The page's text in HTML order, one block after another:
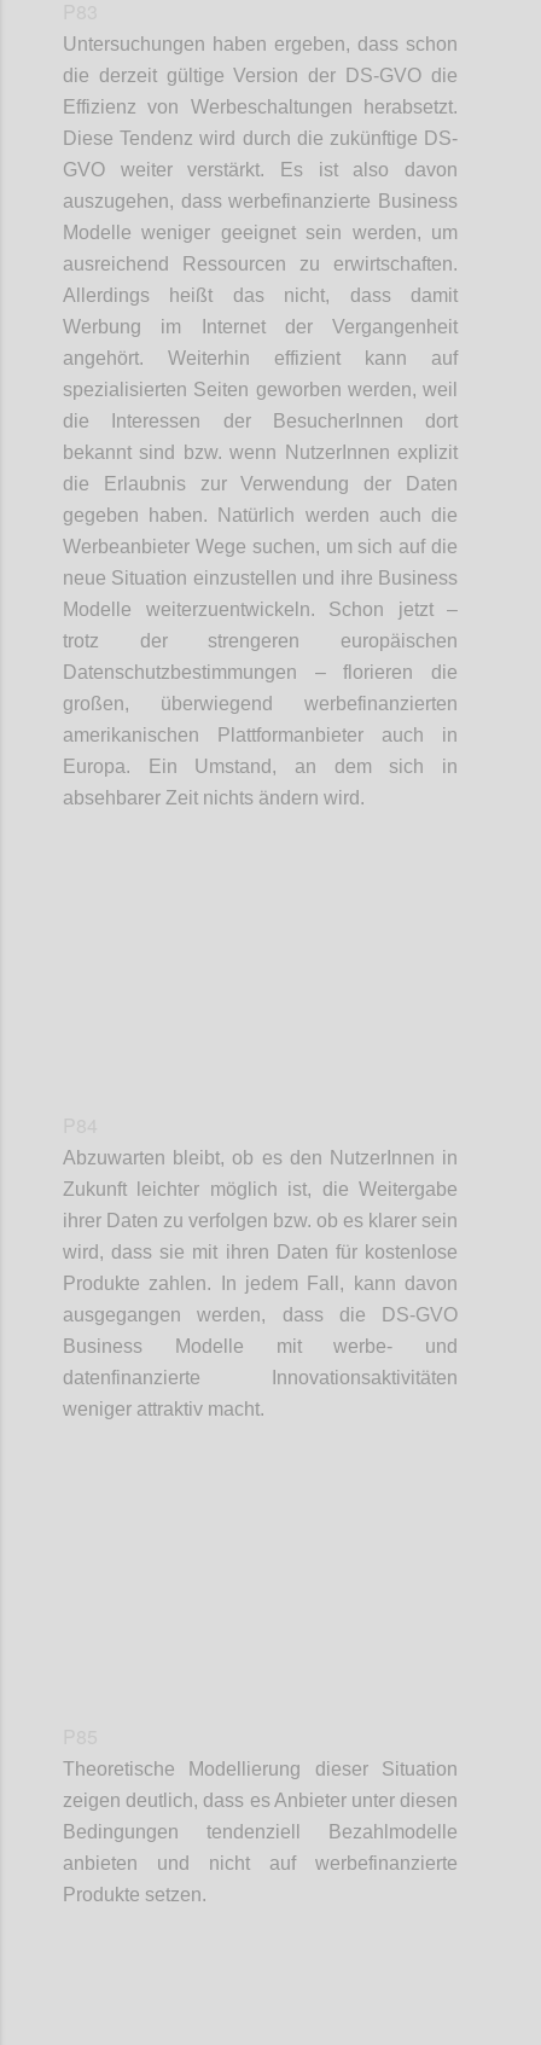
Untersuchungen haben ergeben, dass schon
die derzeit gültige Version der DS-GVO die
Effizienz von Werbeschaltungen herabsetzt.
Diese Tendenz wird durch die zukünftige DS-
GVO weiter verstärkt. Es ist also davon
auszugehen, dass werbefinanzierte Business
Modelle weniger geeignet sein werden, um
ausreichend Ressourcen zu erwirtschaften.
Allerdings heißt das nicht, dass damit
Werbung im Internet der Vergangenheit
angehört. Weiterhin effizient kann auf
spezialisierten Seiten geworben werden, weil
die Interessen der BesucherInnen dort
bekannt sind bzw. wenn NutzerInnen explizit
die Erlaubnis zur Verwendung der Daten
gegeben haben. Natürlich werden auch die
Werbeanbieter Wege suchen, um sich auf die
neue Situation einzustellen und ihre Business
Modelle weiterzuentwickeln. Schon jetzt –
trotz der strengeren europäischen
Datenschutzbestimmungen – florieren die
großen, überwiegend werbefinanzierten
amerikanischen Plattformanbieter auch in
Europa. Ein Umstand, an dem sich in
absehbarer Zeit nichts ändern wird.
Abzuwarten bleibt, ob es den NutzerInnen in
Zukunft leichter möglich ist, die Weitergabe
ihrer Daten zu verfolgen bzw. ob es klarer sein
wird, dass sie mit ihren Daten für kostenlose
Produkte zahlen. In jedem Fall, kann davon
ausgegangen werden, dass die DS-GVO
Business Modelle mit werbe- und
datenfinanzierte Innovationsaktivitäten
weniger attraktiv macht.
Theoretische Modellierung dieser Situation
zeigen deutlich, dass es Anbieter unter diesen
Bedingungen tendenziell Bezahlmodelle
anbieten und nicht auf werbefinanzierte
Produkte setzen.